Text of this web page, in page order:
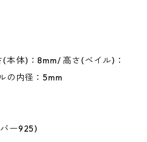
体)：8mm/ 高さ(ベイル)：
の内径：5mm
ー925)